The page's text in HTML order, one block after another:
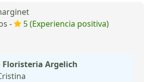
-
5 (Experiencia positiva)
Floristeria Argelich